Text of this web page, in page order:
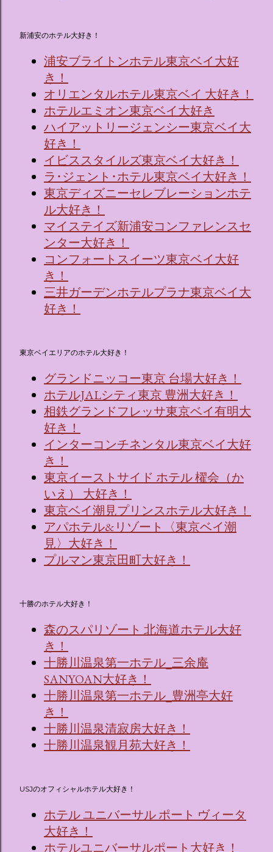
新浦安のホテル大好き！
浦安ブライトンホテル東京ベイ大好
き！
オリエンタルホテル東京ベイ 大好き！
ホテルエミオン東京ベイ大好き
ハイアットリージェンシー東京ベイ大
好き！
イビススタイルズ東京ベイ大好き！
ラ･ジェント･ホテル東京ベイ大好き！
東京ディズニーセレブレーションホテ
ル大好き！
マイステイズ新浦安コンファレンスセ
ンター大好き！
コンフォートスイーツ東京ベイ大好
き！
三井ガーデンホテルプラナ東京ベイ大
好き！
東京ベイエリアのホテル大好き！
グランドニッコー東京 台場大好き！
ホテルJALシティ東京 豊洲大好き！
相鉄グランドフレッサ東京ベイ有明大
好き！
インターコンチネンタル東京ベイ大好
き！
東京イーストサイド ホテル 櫂会（か
いえ） 大好き！
東京ベイ潮見プリンスホテル大好き！
アパホテル&リゾート〈東京ベイ潮
見〉大好き！
プルマン東京田町大好き！
十勝のホテル大好き！
森のスパリゾート 北海道ホテル大好
き！
十勝川温泉第一ホテル_三余庵
SANYOAN大好き！
十勝川温泉第一ホテル_豊洲亭大好
き！
十勝川温泉清寂房大好き！
十勝川温泉観月苑大好き！
USJのオフィシャルホテル大好き！
ホテル ユニバーサル ポート ヴィータ
大好き！
ホテルユニバーサルポート大好き！